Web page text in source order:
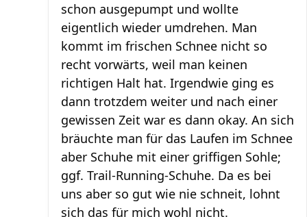
schon ausgepumpt und wollte
eigentlich wieder umdrehen. Man
kommt im frischen Schnee nicht so
recht vorwärts, weil man keinen
richtigen Halt hat. Irgendwie ging es
dann trotzdem weiter und nach einer
gewissen Zeit war es dann okay. An sich
bräuchte man für das Laufen im Schnee
aber Schuhe mit einer griffigen Sohle;
ggf. Trail-Running-Schuhe. Da es bei
uns aber so gut wie nie schneit, lohnt
sich das für mich wohl nicht.